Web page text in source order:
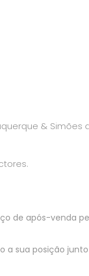
&
de após-venda
a sua posição